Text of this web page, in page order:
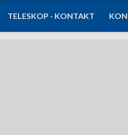
TELESKOP - KONTAKT